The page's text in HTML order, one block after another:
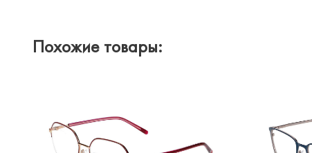
Похожие товары: